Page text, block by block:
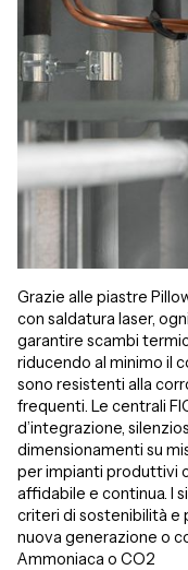
Grazie alle piastre
con saldatura laser,
garantire scambi
riducendo al minimo il
sono resistenti alla
frequenti. Le centrali
d’integrazione,
dimensionamenti su
per impianti produttivi
affidabile e continua. I
criteri di sostenibilità e
nuova generazione o
Ammoniaca o CO2